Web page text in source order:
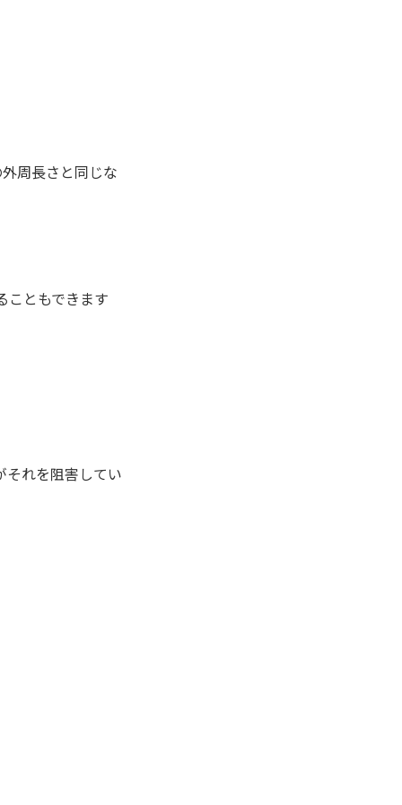
周長さと同じな
こともできます
それを阻害してい